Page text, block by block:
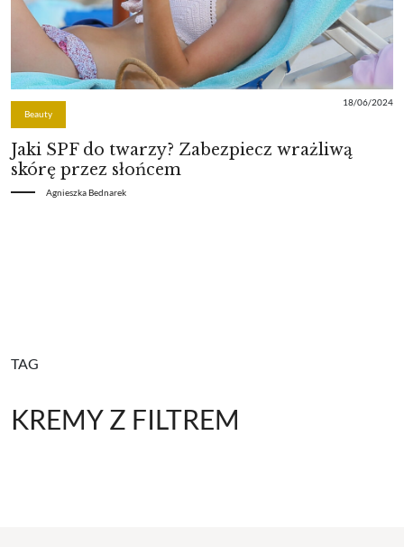
Beauty
18/06/2024
Jaki SPF do twarzy? Zabezpiecz wrażliwą
skórę przez słońcem
Agnieszka Bednarek
TAG
KREMY Z FILTREM